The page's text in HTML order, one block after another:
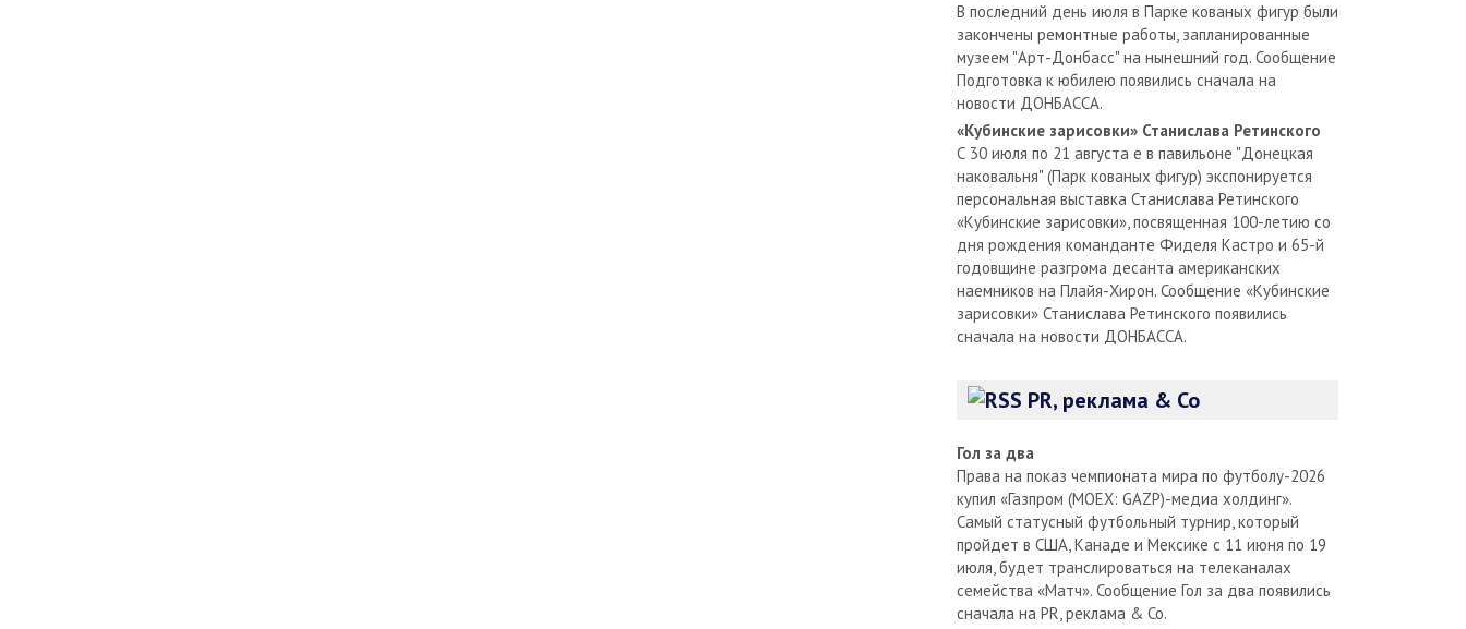
В последний день июля в Парке кованых фигур были
закончены ремонтные работы, запланированные
музеем "Арт-Донбасс" на нынешний год. Сообщение
Подготовка к юбилею появились сначала на
новости ДОНБАССА.
«Кубинские зарисовки» Станислава Ретинского
С 30 июля по 21 августа е в павильоне "Донецкая
наковальня" (Парк кованых фигур) экспонируется
персональная выставка Станислава Ретинского
«Кубинские зарисовки», посвященная 100-летию со
дня рождения команданте Фиделя Кастро и 65-й
годовщине разгрома десанта американских
наемников на Плайя-Хирон. Сообщение «Кубинские
зарисовки» Станислава Ретинского появились
сначала на новости ДОНБАССА.
PR, реклама & Co
Гол за два
Права на показ чемпионата мира по футболу-2026
купил «Газпром (MOEX: GAZP)-медиа холдинг».
Самый статусный футбольный турнир, который
пройдет в США, Канаде и Мексике с 11 июня по 19
июля, будет транслироваться на телеканалах
семейства «Матч». Сообщение Гол за два появились
сначала на PR, реклама & Co.